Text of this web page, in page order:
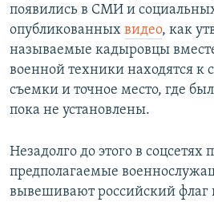
появились в СМИ и
опубликованных видео, как
называемые кадыровцы
военной техники находятся к
съемки и точное место, где
пока не установлены.
Незадолго до этого в соцсетях
предполагаемые
вывешивают российский флаг